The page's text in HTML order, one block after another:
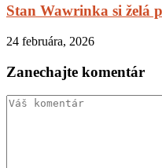
Stan Wawrinka si želá
24 februára, 2026
Zanechajte komentár